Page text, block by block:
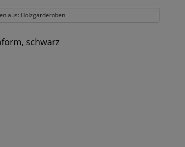
aus: Holzgarderoben
schwarz